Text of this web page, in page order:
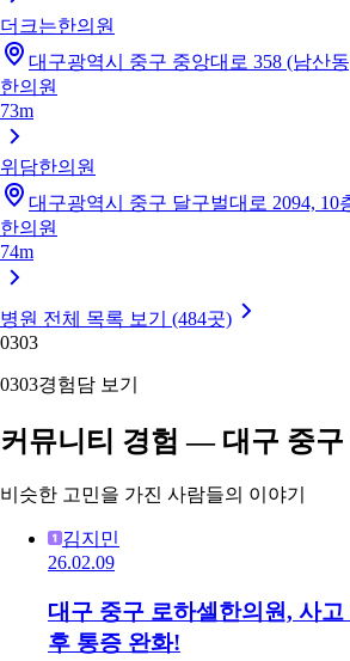
더크는한의원
대구광역시 중구 중앙대로 358 (남산
한의원
73m
위담한의원
대구광역시 중구 달구벌대로 2094, 10
한의원
74m
병원 전체 목록 보기 (484곳)
0303
0303경험담 보기
커뮤니티 경험 — 대구 중구
비슷한 고민을 가진 사람들의 이야기
김지민
26.02.09
대구 중구 로하셀한의원, 사
후 통증 완화!